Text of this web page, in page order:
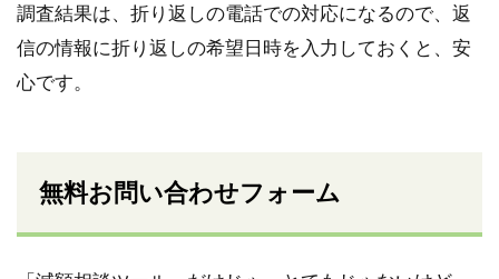
調査結果は、折り返しの電話での対応になるので、返
信の情報に折り返しの希望日時を入力しておくと、安
心です。
無料お問い合わせフォーム